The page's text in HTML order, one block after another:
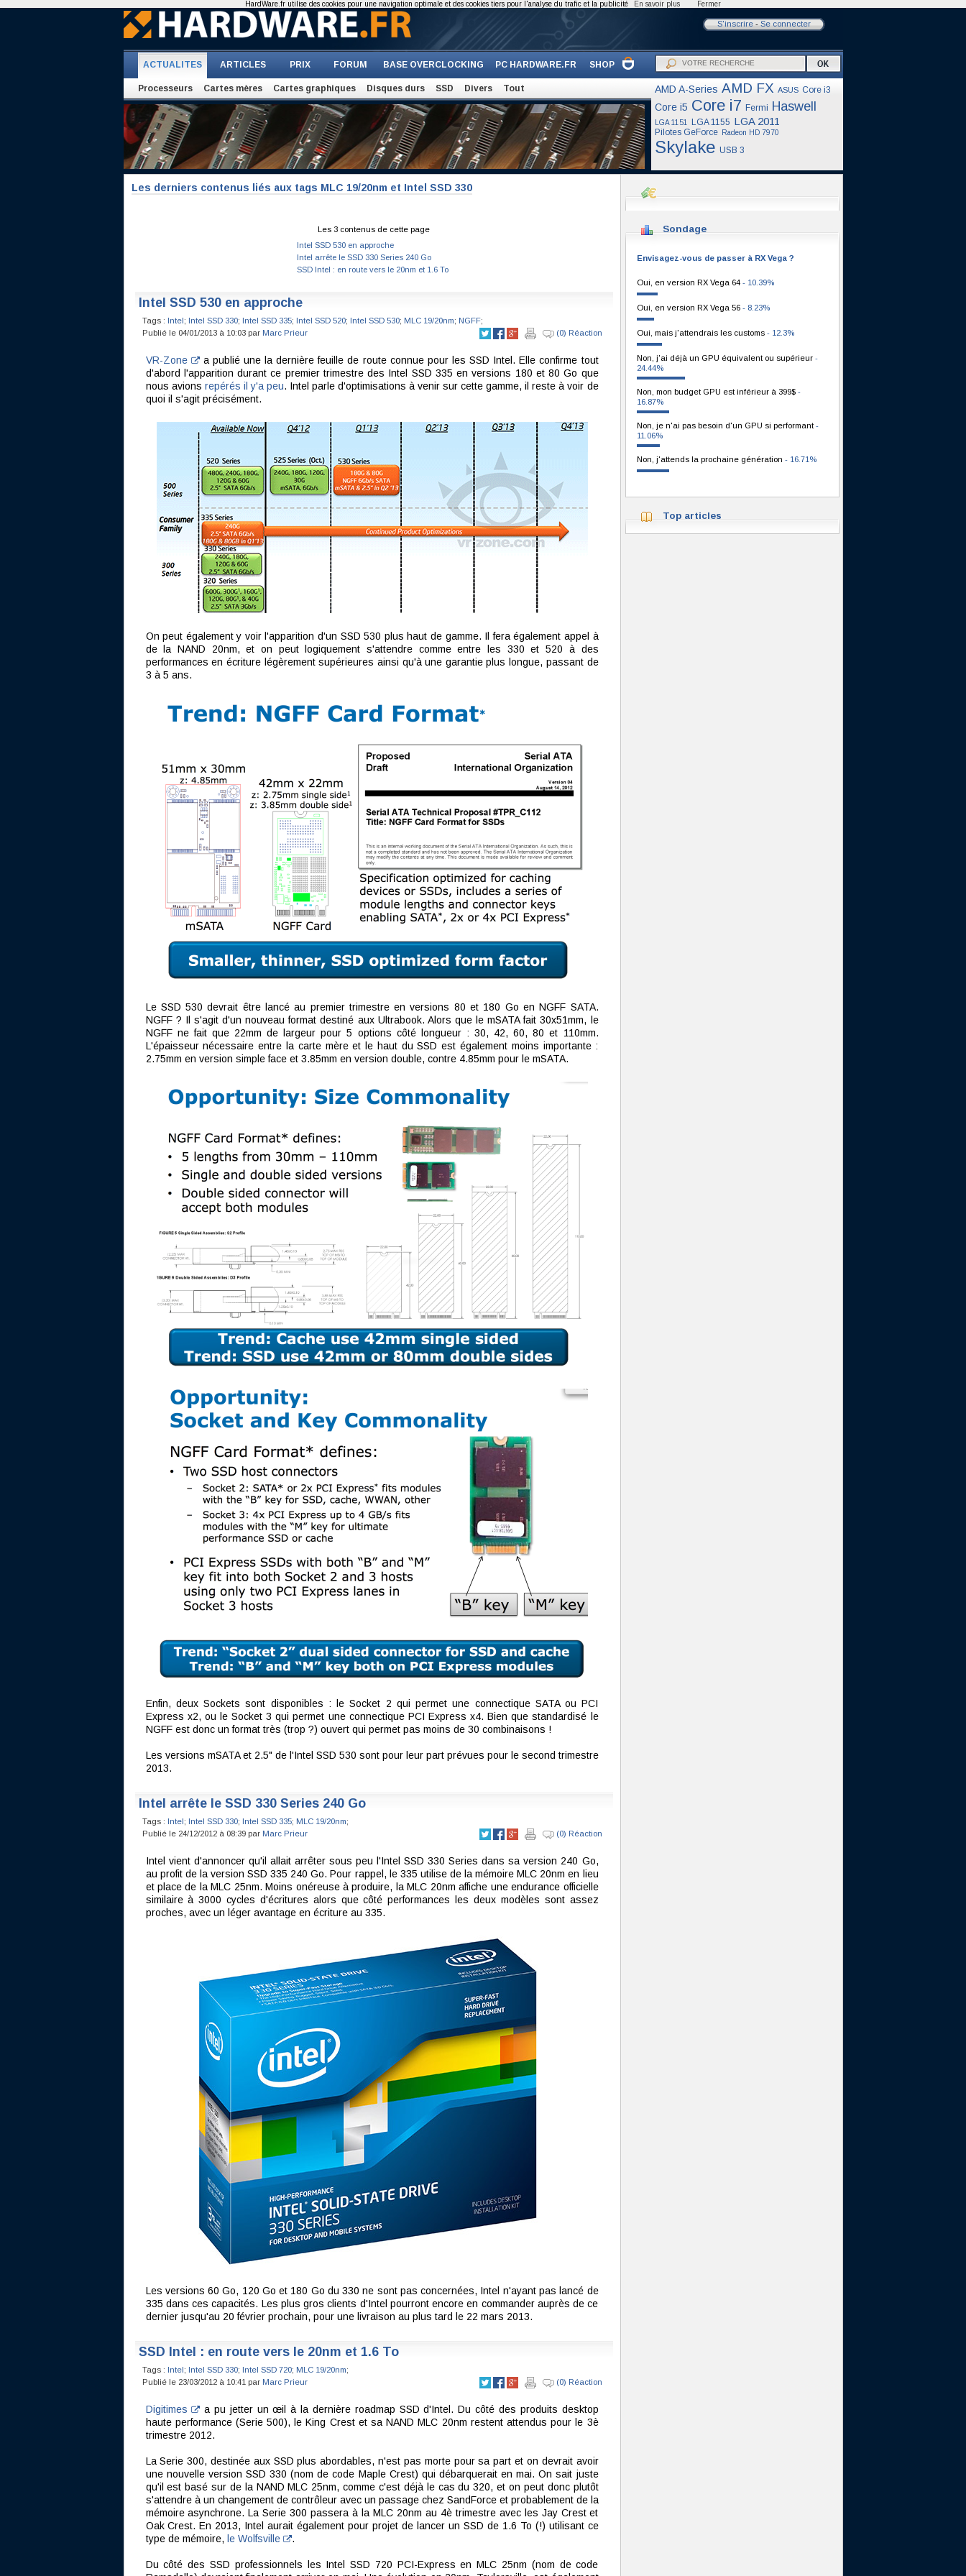
S'inscrire- Se connecter
ACTUALITES ARTICLES PRIX FORUM BASE OVERCLOCKING PC HARDWARE.FR SHOP
Processeurs Cartes mères Cartes graphiques Disques durs SSD Divers Tout AMD A-Series AMD FX ASUS Core i3
Core i5 Core i7 Fermi Haswell
LGA 1151 LGA 1155 LGA 2011
Pilotes GeForce Radeon HD 7970
Skylake USB 3
Les derniers contenus liés aux tags MLC 19/20nm et Intel SSD 330
Les 3 contenus de cette page
Intel SSD 530 en approche
Intel arrête le SSD 330 Series 240 Go
SSD Intel : en route vers le 20nm et 1.6 To
Intel SSD 530 en approche
Tags : Intel; Intel SSD 330; Intel SSD 335; Intel SSD 520; Intel SSD 530; MLC 19/20nm; NGFF;
Publié le 04/01/2013 à 10:03 par Marc Prieur (0) Réaction
VR-Zone
a publié une la dernière feuille de route connue pour les SSD Intel. Elle confirme tout
d'abord l'apparition durant ce premier trimestre des Intel SSD 335 en versions 180 et 80 Go que
nous avions repérés il y'a peu. Intel parle d'optimisations à venir sur cette gamme, il reste à voir de
quoi il s'agit précisément.
On peut également y voir l'apparition d'un SSD 530 plus haut de gamme. Il fera également appel à
de la NAND 20nm, et on peut logiquement s'attendre comme entre les 330 et 520 à des
performances en écriture légèrement supérieures ainsi qu'à une garantie plus longue, passant de
3 à 5 ans.
Le SSD 530 devrait être lancé au premier trimestre en versions 80 et 180 Go en NGFF SATA.
NGFF ? Il s'agit d'un nouveau format destiné aux Ultrabook. Alors que le mSATA fait 30x51mm, le
NGFF ne fait que 22mm de largeur pour 5 options côté longueur : 30, 42, 60, 80 et 110mm.
L'épaisseur nécessaire entre la carte mère et le haut du SSD est également moins importante :
2.75mm en version simple face et 3.85mm en version double, contre 4.85mm pour le mSATA.
Enfin, deux Sockets sont disponibles : le Socket 2 qui permet une connectique SATA ou PCI
Express x2, ou le Socket 3 qui permet une connectique PCI Express x4. Bien que standardisé le
NGFF est donc un format très (trop ?) ouvert qui permet pas moins de 30 combinaisons !
Les versions mSATA et 2.5" de l'Intel SSD 530 sont pour leur part prévues pour le second trimestre
2013.
Intel arrête le SSD 330 Series 240 Go
Tags : Intel; Intel SSD 330; Intel SSD 335; MLC 19/20nm;
Publié le 24/12/2012 à 08:39 par Marc Prieur (0) Réaction
Intel vient d'annoncer qu'il allait arrêter sous peu l'Intel SSD 330 Series dans sa version 240 Go,
au profit de la version SSD 335 240 Go. Pour rappel, le 335 utilise de la mémoire MLC 20nm en lieu
et place de la MLC 25nm. Moins onéreuse à produire, la MLC 20nm affiche une endurance officielle
similaire à 3000 cycles d'écritures alors que côté performances les deux modèles sont assez
proches, avec un léger avantage en écriture au 335.
Les versions 60 Go, 120 Go et 180 Go du 330 ne sont pas concernées, Intel n'ayant pas lancé de
335 dans ces capacités. Les plus gros clients d'Intel pourront encore en commander auprès de ce
dernier jusqu'au 20 février prochain, pour une livraison au plus tard le 22 mars 2013.
SSD Intel : en route vers le 20nm et 1.6 To
Tags : Intel; Intel SSD 330; Intel SSD 720; MLC 19/20nm;
Publié le 23/03/2012 à 10:41 par Marc Prieur (0) Réaction
Digitimes
a pu jetter un œil à la dernière roadmap SSD d'Intel. Du côté des produits desktop
haute performance (Serie 500), le King Crest et sa NAND MLC 20nm restent attendus pour le 3è
trimestre 2012.
La Serie 300, destinée aux SSD plus abordables, n'est pas morte pour sa part et on devrait avoir
une nouvelle version SSD 330 (nom de code Maple Crest) qui débarquerait en mai. On sait juste
qu'il est basé sur de la NAND MLC 25nm, comme c'est déjà le cas du 320, et on peut donc plutôt
s'attendre à un changement de contrôleur avec un passage chez SandForce et probablement de la
mémoire asynchrone. La Serie 300 passera à la MLC 20nm au 4è trimestre avec les Jay Crest et
Oak Crest. En 2013, Intel aurait également pour projet de lancer un SSD de 1.6 To (!) utilisant ce
type de mémoire, le Wolfsville .
Du côté des SSD professionnels les Intel SSD 720 PCI-Express en MLC 25nm (nom de code
Sondage
Envisagez-vous de passer à RX Vega ?
Oui, en version RX Vega 64 - 10.39%
Oui, en version RX Vega 56 - 8.23%
Oui, mais j'attendrais les customs - 12.3%
Non, j'ai déjà un GPU équivalent ou supérieur -
24.44%
Non, mon budget GPU est inférieur à 399$ -
16.87%
Non, je n'ai pas besoin d'un GPU si performant -
11.06%
Non, j'attends la prochaine génération - 16.71%
Top articles
HardWare.fr utilise des cookies pour une navigation optimale et des cookies tiers pour l'analyse du trafic et la publicité En savoir plus Fermer